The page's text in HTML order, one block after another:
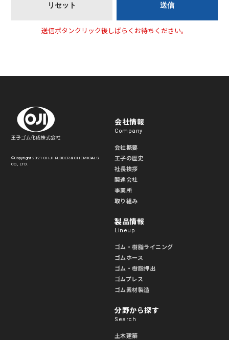
送信ボタンクリック後しばらくお待ちください。
©Copyright 2021 OHJI RUBBER & CHEMICALS
CO., LTD.
会社情報
Company
会社概要
王子の歴史
社長挨拶
関連会社
事業所
取り組み
製品情報
Lineup
ゴム・樹脂ライニング
ゴムホース
ゴム・樹脂押出
ゴムプレス
ゴム素材製造
分野から探す
Search
土木建築